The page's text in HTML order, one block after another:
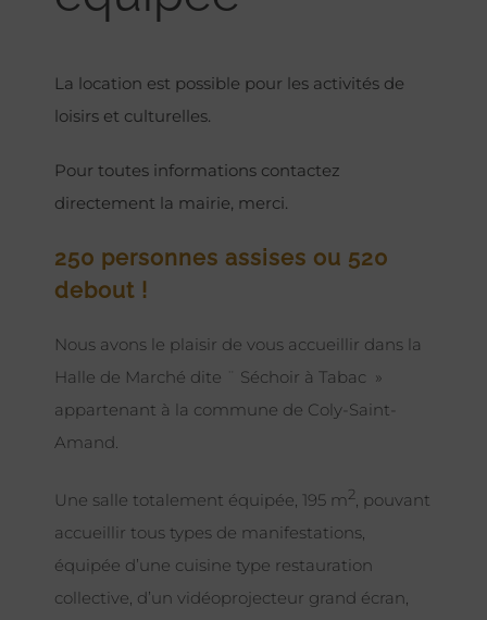
La location est possible pour les activités de
loisirs et culturelles.
Pour toutes informations contactez
directement la mairie, merci.
250 personnes assises ou 520
debout !
Nous avons le plaisir de vous accueillir dans la
Halle de Marché dite ¨ Séchoir à Tabac »
appartenant à la commune de Coly-Saint-
Amand.
Une salle totalement équipée, 195 m2, pouvant
accueillir tous types de manifestations,
équipée d’une cuisine type restauration
collective, d’un vidéoprojecteur grand écran,